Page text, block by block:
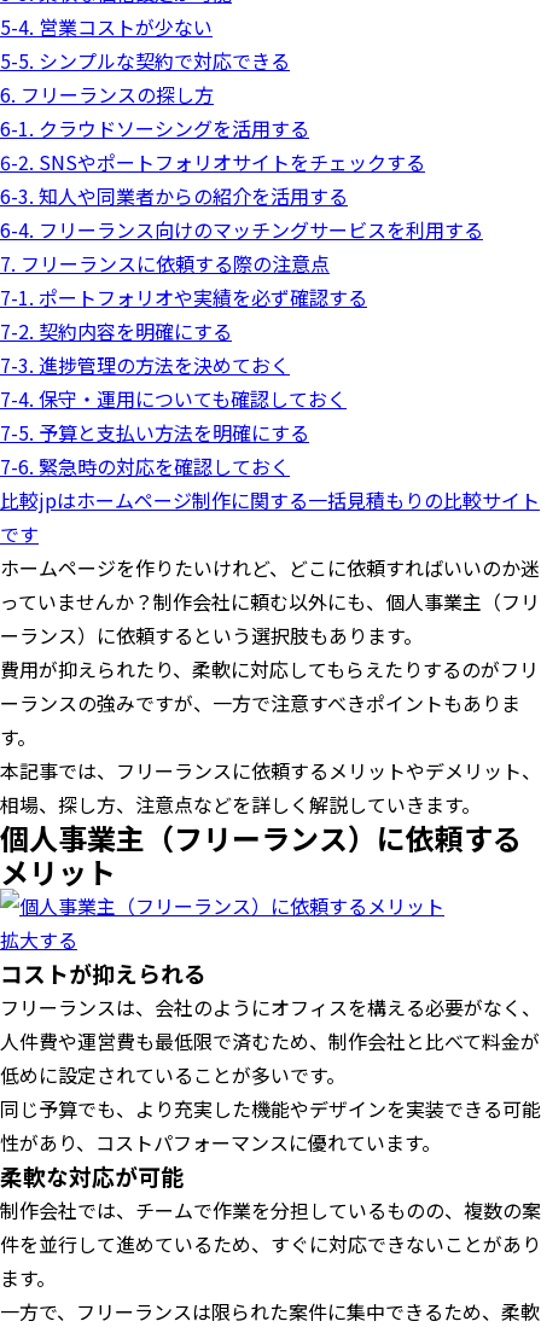
5-4. 営業コストが少ない
5-5. シンプルな契約で対応できる
6. フリーランスの探し方
6-1. クラウドソーシングを活用する
6-2. SNSやポートフォリオサイトをチェックする
6-3. 知人や同業者からの紹介を活用する
6-4. フリーランス向けのマッチングサービスを利用する
7. フリーランスに依頼する際の注意点
7-1. ポートフォリオや実績を必ず確認する
7-2. 契約内容を明確にする
7-3. 進捗管理の方法を決めておく
7-4. 保守・運用についても確認しておく
7-5. 予算と支払い方法を明確にする
7-6. 緊急時の対応を確認しておく
比較jpはホームページ制作に関する一括見積もりの比較サイト
です
ホームページを作りたいけれど、どこに依頼すればいいのか迷
っていませんか？制作会社に頼む以外にも、個人事業主（フリ
ーランス）に依頼するという選択肢もあります。
費用が抑えられたり、柔軟に対応してもらえたりするのがフリ
ーランスの強みですが、一方で注意すべきポイントもありま
す。
本記事では、フリーランスに依頼するメリットやデメリット、
相場、探し方、注意点などを詳しく解説していきます。
個人事業主（フリーランス）に依頼する
メリット
拡大する
コストが抑えられる
フリーランスは、会社のようにオフィスを構える必要がなく、
人件費や運営費も最低限で済むため、制作会社と比べて料金が
低めに設定されていることが多いです。
同じ予算でも、より充実した機能やデザインを実装できる可能
性があり、コストパフォーマンスに優れています。
柔軟な対応が可能
制作会社では、チームで作業を分担しているものの、複数の案
件を並行して進めているため、すぐに対応できないことがあり
ます。
一方で、フリーランスは限られた案件に集中できるため、柔軟